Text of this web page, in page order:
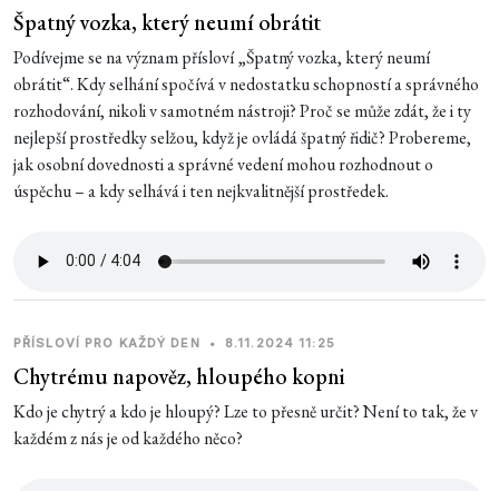
Špatný vozka, který neumí obrátit
Podívejme se na význam přísloví „Špatný vozka, který neumí
obrátit“. Kdy selhání spočívá v nedostatku schopností a správného
rozhodování, nikoli v samotném nástroji? Proč se může zdát, že i ty
nejlepší prostředky selžou, když je ovládá špatný řidič? Probereme,
jak osobní dovednosti a správné vedení mohou rozhodnout o
úspěchu – a kdy selhává i ten nejkvalitnější prostředek.
PŘÍSLOVÍ PRO KAŽDÝ DEN • 8.11.2024 11:25
Chytrému napověz, hloupého kopni
Kdo je chytrý a kdo je hloupý? Lze to přesně určit? Není to tak, že v
každém z nás je od každého něco?